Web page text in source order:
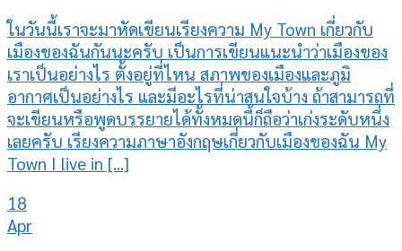
ในวันนี้เราจะมาหัดเขียนเรียงความ My Town เกี่ยวกับ
เมืองของฉันกันนะครับ เป็นการเขียนแนะนำว่าเมืองของ
เราเป็นอย่างไร ตั้งอยู่ที่ไหน สภาพของเมืองและภูมิ
อากาศเป็นอย่างไร และมีอะไรที่น่าสนใจบ้าง ถ้าสามารถที่
จะเขียนหรือพูดบรรยายได้ทั้งหมดนี้ก็ถือว่าเก่งระดับหนึ่ง
เลยครับ เรียงความภาษาอังกฤษเกี่ยวกับเมืองของฉัน My
Town I live in [...]
18
Apr